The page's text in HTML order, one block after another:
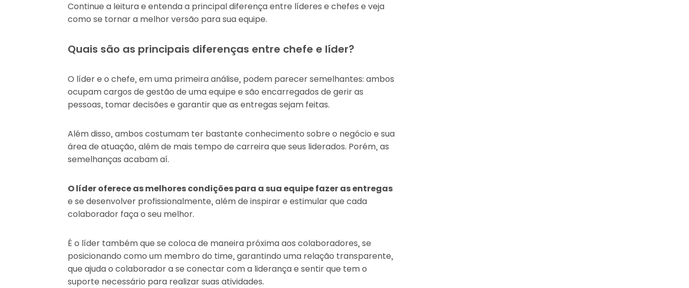
Continue a leitura e entenda a principal diferença entre líderes e chefes e veja
como se tornar a melhor versão para sua equipe.
Quais são as principais diferenças entre chefe e líder?
O líder e o chefe, em uma primeira análise, podem parecer semelhantes: ambos
ocupam cargos de gestão de uma equipe e são encarregados de gerir as
pessoas, tomar decisões e garantir que as entregas sejam feitas.
Além disso, ambos costumam ter bastante conhecimento sobre o negócio e sua
área de atuação, além de mais tempo de carreira que seus liderados. Porém, as
semelhanças acabam aí.
O líder oferece as melhores condições para a sua equipe fazer as entregas
e se desenvolver profissionalmente, além de inspirar e estimular que cada
colaborador faça o seu melhor.
É o líder também que se coloca de maneira próxima aos colaboradores, se
posicionando como um membro do time, garantindo uma relação transparente,
que ajuda o colaborador a se conectar com a liderança e sentir que tem o
suporte necessário para realizar suas atividades.